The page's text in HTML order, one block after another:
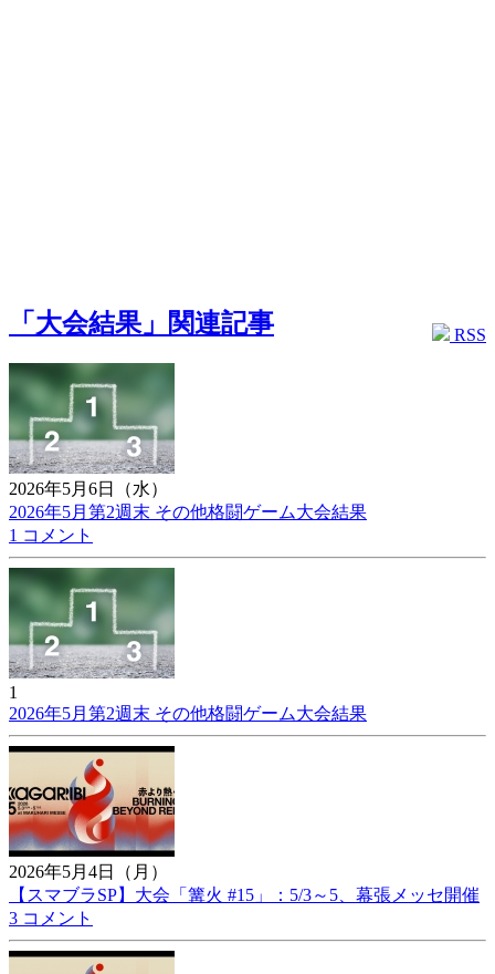
RSS
「大会結果」関連記事
2026年5月6日（水）
2026年5月第2週末 その他格闘ゲーム大会結果
1 コメント
1
2026年5月第2週末 その他格闘ゲーム大会結果
2026年5月4日（月）
【スマブラSP】大会「篝火 #15」：5/3～5、幕張メッセ開催
3 コメント